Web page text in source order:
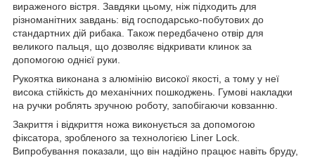
вираженого вістря. Завдяки цьому, ніж підходить для
різноманітних завдань: від господарсько-побутових до
стандартних дій рибака. Також передбачено отвір для
великого пальця, що дозволяє відкривати клинок за
допомогою однієї руки.
Рукоятка виконана з алюмінію високої якості, а тому у неї
висока стійкість до механічних пошкоджень. Гумові накладки
на ручки роблять зручною роботу, запобігаючи ковзанню.
Закриття і відкриття ножа виконується за допомогою
фіксатора, зробленого за технологією Liner Lock.
Випробування показали, що він надійно працює навіть бруду,